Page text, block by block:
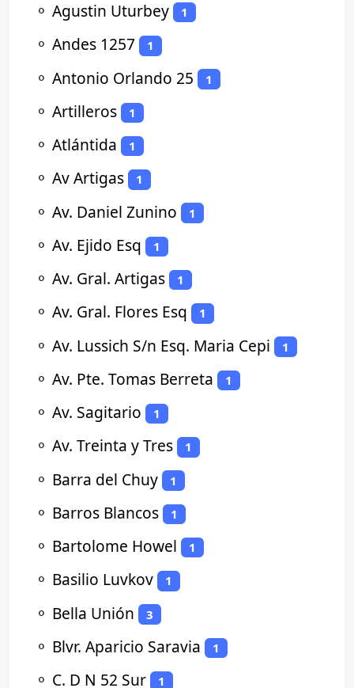
⚬ Agustin Uturbey 1
⚬ Andes 1257 1
⚬ Antonio Orlando 25 1
⚬ Artilleros 1
⚬ Atlántida 1
⚬ Av Artigas 1
⚬ Av. Daniel Zunino 1
⚬ Av. Ejido Esq 1
⚬ Av. Gral. Artigas 1
⚬ Av. Gral. Flores Esq 1
⚬ Av. Lussich S/n Esq. Maria Cepi 1
⚬ Av. Pte. Tomas Berreta 1
⚬ Av. Sagitario 1
⚬ Av. Treinta y Tres 1
⚬ Barra del Chuy 1
⚬ Barros Blancos 1
⚬ Bartolome Howel 1
⚬ Basilio Luvkov 1
⚬ Bella Unión 3
⚬ Blvr. Aparicio Saravia 1
⚬ C. D N 52 Sur 1